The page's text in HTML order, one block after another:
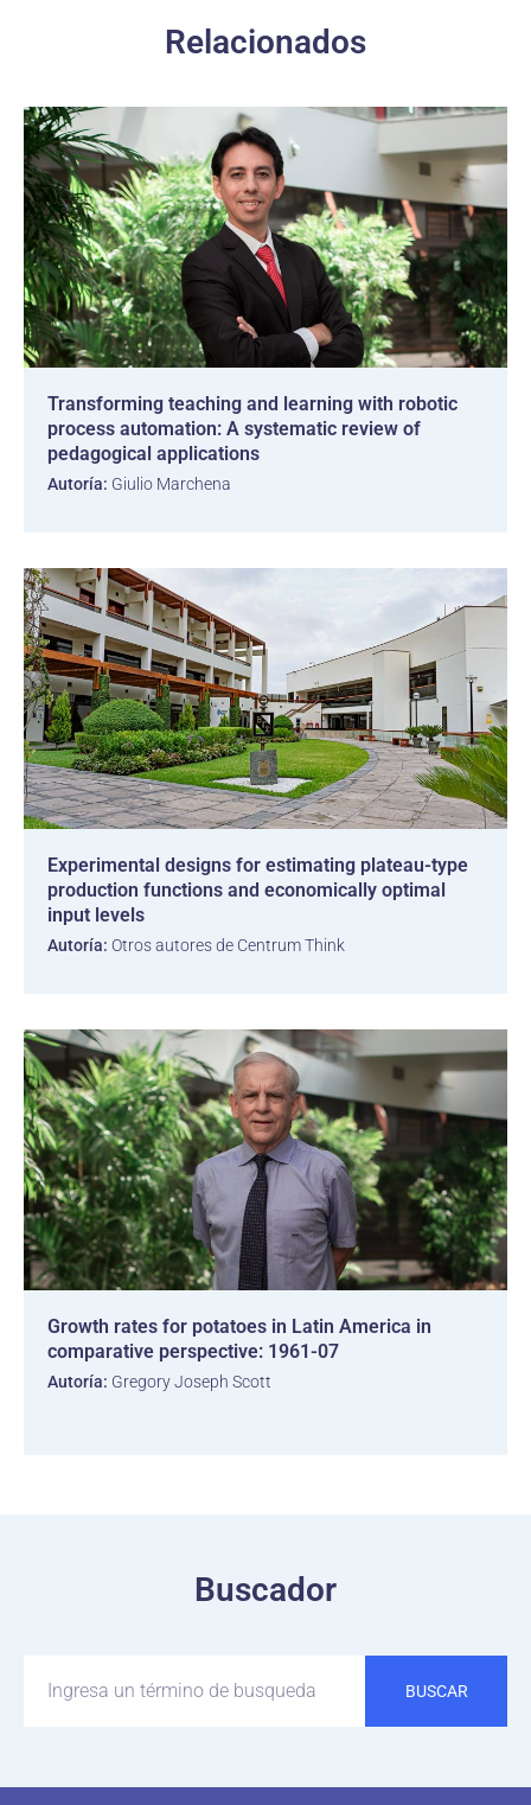
Relacionados
Transforming teaching and learning with robotic
process automation: A systematic review of
pedagogical applications
Autoría: Giulio Marchena
Experimental designs for estimating plateau-type
production functions and economically optimal
input levels
Autoría: Otros autores de Centrum Think
Growth rates for potatoes in Latin America in
comparative perspective: 1961-07
Autoría: Gregory Joseph Scott
Buscador
BUSCAR